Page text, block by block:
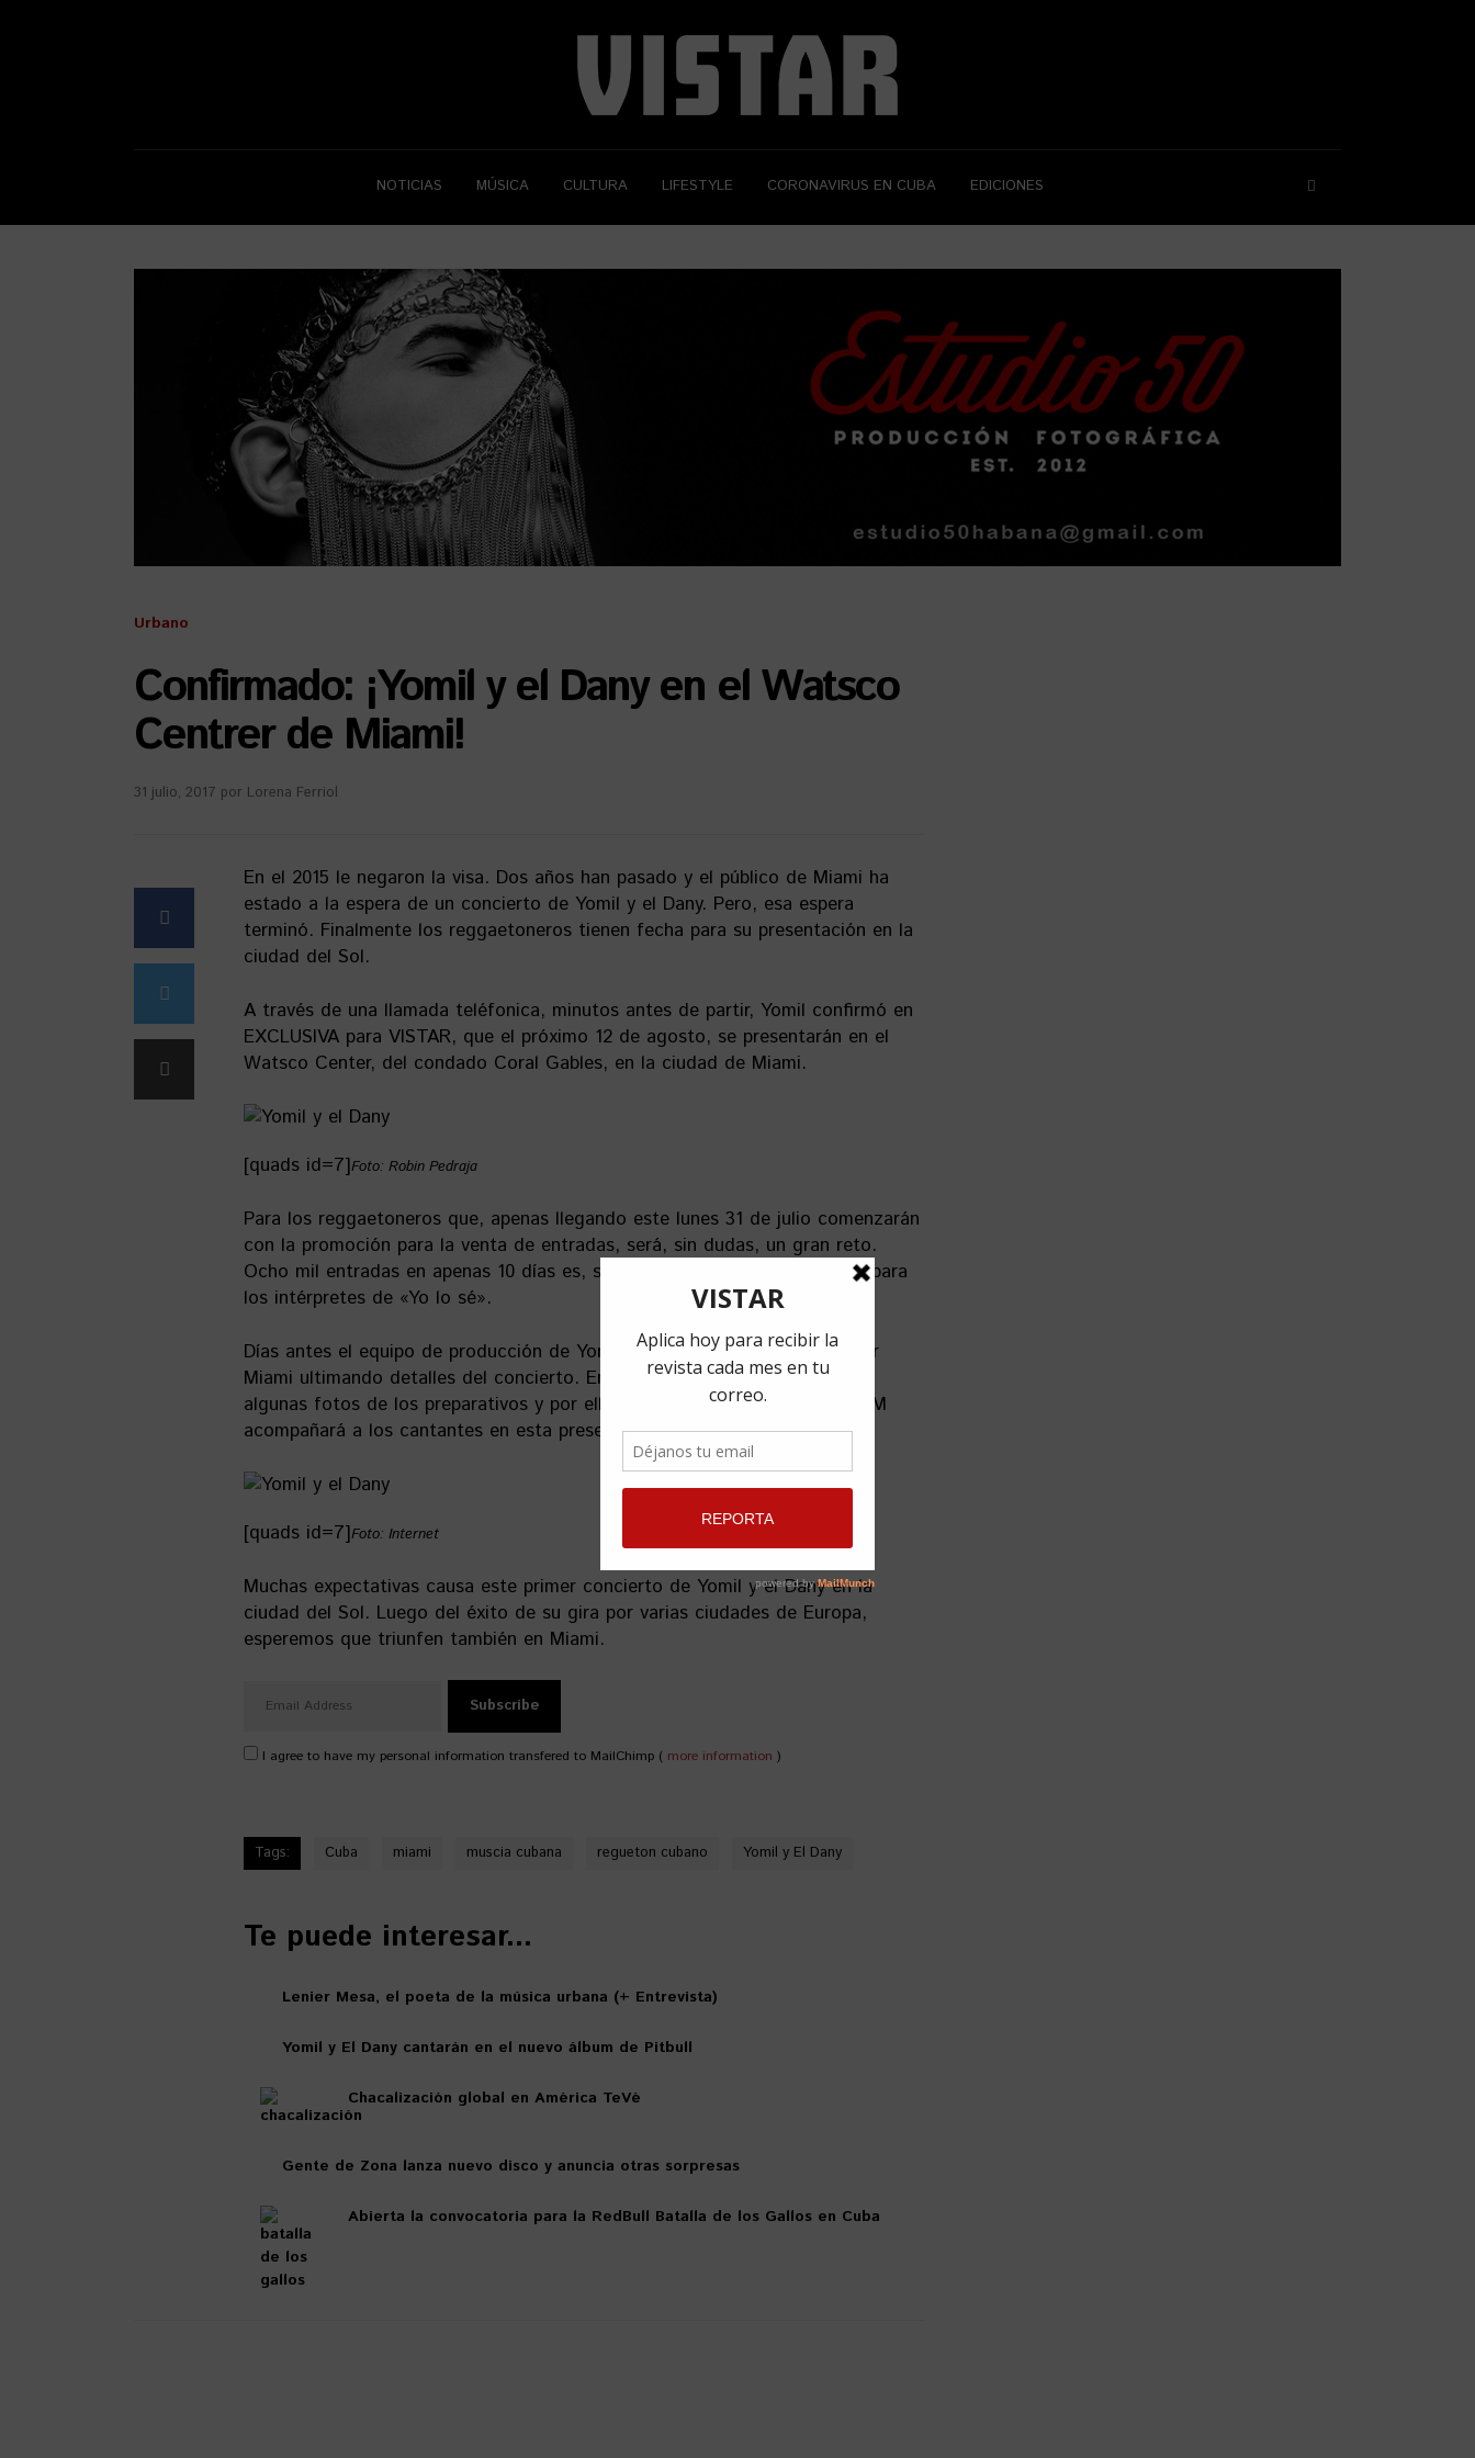
NOTICIAS MÚSICA CULTURA LIFESTYLE CORONAVIRUS EN CUBA EDICIONES
Urbano
Confirmado: ¡Yomil y el Dany en el Watsco
Centrer de Miami!
31 julio, 2017 por Lorena Ferriol
En el 2015 le negaron la visa. Dos años han pasado y el público de Miami ha
estado a la espera de un concierto de Yomil y el Dany. Pero, esa espera
terminó. Finalmente los reggaetoneros tienen fecha para su presentación en la
ciudad del Sol.
A través de una llamada teléfonica, minutos antes de partir, Yomil confirmó en
EXCLUSIVA para VISTAR, que el próximo 12 de agosto, se presentarán en el
Watsco Center, del condado Coral Gables, en la ciudad de Miami.
[quads id=7]Foto: Robin Pedraja
Para los reggaetoneros que, apenas llegando este lunes 31 de julio comenzarán
con la promoción para la venta de entradas, será, sin dudas, un gran reto.
Ocho mil entradas en apenas 10 días es, sino un récord, un buen average para
los intérpretes de «Yo lo sé».
Días antes el equipo de producción de Yomil y el Dany estuvo de visita por
Miami ultimando detalles del concierto. En las redes sociales pudimos ver
algunas fotos de los preparativos y por ello, sabemos que el proyecto PMM
acompañará a los cantantes en esta presentación.
[quads id=7]Foto: Internet
Muchas expectativas causa este primer concierto de Yomil y el Dany en la
ciudad del Sol. Luego del éxito de su gira por varias ciudades de Europa,
esperemos que triunfen también en Miami.
I agree to have my personal information transfered to MailChimp ( more information )
Tags: Cuba miami muscia cubana regueton cubano Yomil y El Dany
Te puede interesar...
Lenier Mesa, el poeta de la música urbana (+ Entrevista)
Yomil y El Dany cantarán en el nuevo álbum de Pitbull
Chacalización global en América TeVé
Gente de Zona lanza nuevo disco y anuncia otras sorpresas
Abierta la convocatoria para la RedBull Batalla de los Gallos en Cuba